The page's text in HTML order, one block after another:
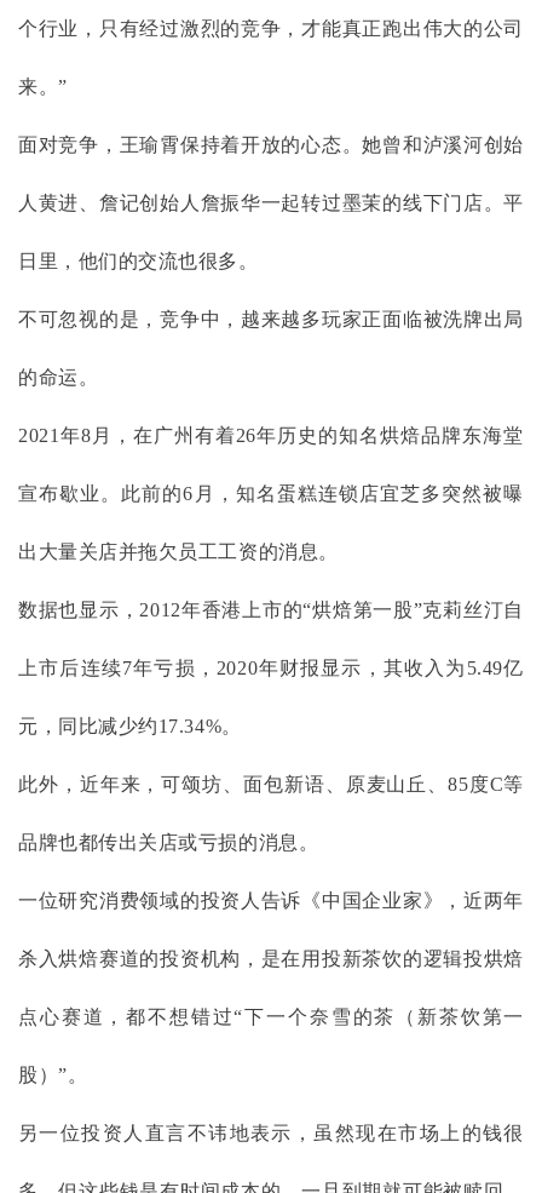
个行业，只有经过激烈的竞争，才能真正跑出伟大的公司
来。”
面对竞争，王瑜霄保持着开放的心态。她曾和泸溪河创始
人黄进、詹记创始人詹振华一起转过墨茉的线下门店。平
日里，他们的交流也很多。
不可忽视的是，竞争中，越来越多玩家正面临被洗牌出局
的命运。
2021年8月，在广州有着26年历史的知名烘焙品牌东海堂
宣布歇业。此前的6月，知名蛋糕连锁店宜芝多突然被曝
出大量关店并拖欠员工工资的消息。
数据也显示， 2012年香港上市的“烘焙第一股”克莉丝汀自
上市后连续7年亏损，2020年财报显示，其收入为5.49亿
元，同比减少约17.34%。
此外，近年来，可颂坊、面包新语、原麦山丘、85度C等
品牌也都传出关店或亏损的消息。
一位研究消费领域的投资人告诉《中国企业家》，近两年
杀入烘焙赛道的投资机构，是在用投新茶饮的逻辑投烘焙
点心赛道，都不想错过“下一个奈雪的茶（新茶饮第一
股）”。
另一位投资人直言不讳地表示，虽然现在市场上的钱很